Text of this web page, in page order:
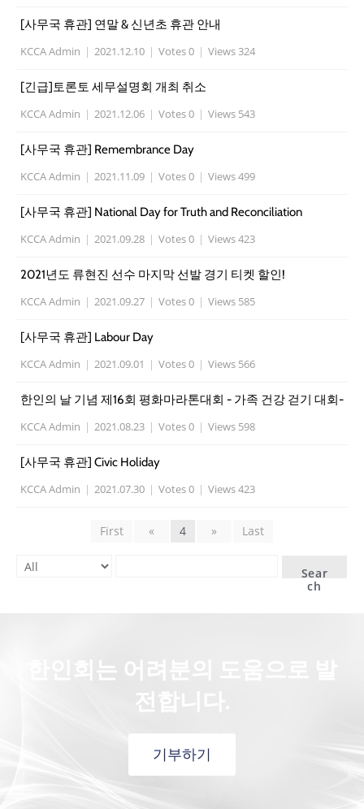
[사무국 휴관] 연말 & 신년초 휴관 안내
KCCA Admin | 2021.12.10 | Votes 0 | Views 324
[긴급]토론토 세무설명회 개최 취소
KCCA Admin | 2021.12.06 | Votes 0 | Views 543
[사무국 휴관] Remembrance Day
KCCA Admin | 2021.11.09 | Votes 0 | Views 499
[사무국 휴관] National Day for Truth and Reconciliation
KCCA Admin | 2021.09.28 | Votes 0 | Views 423
2021년도 류현진 선수 마지막 선발 경기 티켓 할인!
KCCA Admin | 2021.09.27 | Votes 0 | Views 585
[사무국 휴관] Labour Day
KCCA Admin | 2021.09.01 | Votes 0 | Views 566
한인의 날 기념 제16회 평화마라톤대회 - 가족 건강 걷기 대회-
KCCA Admin | 2021.08.23 | Votes 0 | Views 598
[사무국 휴관] Civic Holiday
KCCA Admin | 2021.07.30 | Votes 0 | Views 423
First « 4 » Last
Sear
ch
한인회는 어려분의 도움으로 발
기부하기